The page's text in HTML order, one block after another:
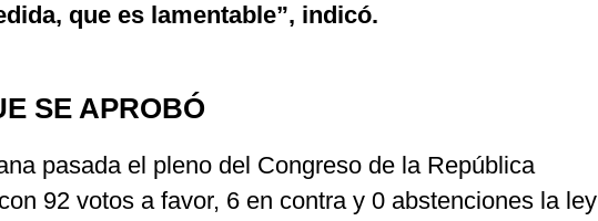
que es lamentable”, indicó.
SE APROBÓ
pasada el pleno del Congreso de la República
92 votos a favor, 6 en contra y 0 abstenciones la ley